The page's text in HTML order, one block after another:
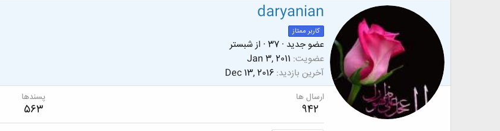
daryanian
کاربر ممتاز
عضو جدید ·
· از شبستر
عضویت Jan 3, 2011
آخرین بازدید Dec 13, 2016
ارسال ها
942
پسندها
563